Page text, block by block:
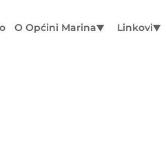
O Općini Marina Linkovi